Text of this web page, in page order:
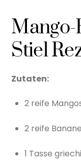
Mango-
Stiel
Zutaten:
2 reife
2 reife
1 Tasse